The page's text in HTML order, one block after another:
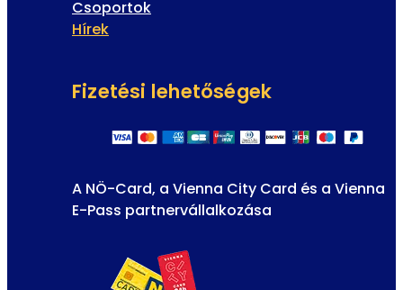
Csoportok
Hírek
Fizetési lehetőségek
A NÖ-Card, a Vienna City Card és a Vienna
E-Pass partnervállalkozása